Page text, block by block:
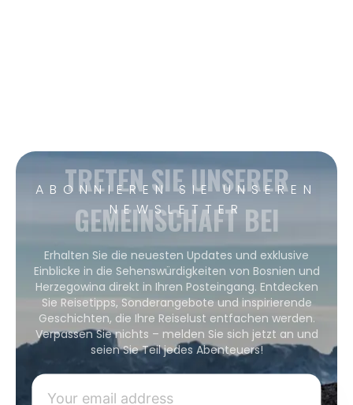
ABONNIEREN SIE UNSEREN
NEWSLETTER
TRETEN SIE UNSERER
GEMEINSCHAFT BEI
Erhalten Sie die neuesten Updates und exklusive
Einblicke in die Sehenswürdigkeiten von Bosnien und
Herzegowina direkt in Ihren Posteingang. Entdecken
Sie Reisetipps, Sonderangebote und inspirierende
Geschichten, die Ihre Reiselust entfachen werden.
Verpassen Sie nichts – melden Sie sich jetzt an und
seien Sie Teil jedes Abenteuers!